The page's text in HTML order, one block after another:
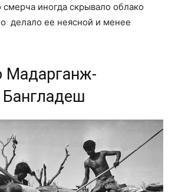
смерча иногда скрывало облако
делало ее неясной и менее
Мадарганж-